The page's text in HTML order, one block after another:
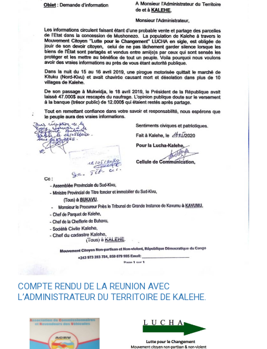
COMPTE RENDU DE LA REUNION AVEC
L’ADMINISTRATEUR DU TERRITOIRE DE KALEHE.